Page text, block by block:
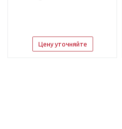
Цену уточняйте